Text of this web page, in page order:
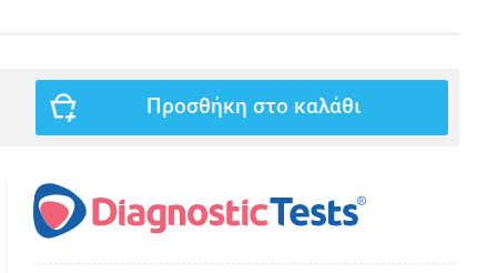
Προσθήκη στο καλάθι